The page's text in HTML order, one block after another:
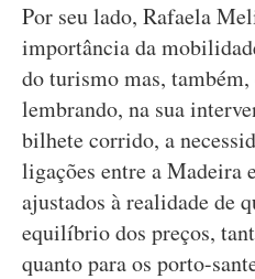
Por seu lado, Rafaela
importância da
do turismo mas, também,
lembrando, na sua
bilhete corrido, a
ligações entre a Madeira
ajustados à realidade de
equilíbrio dos preços,
quanto para os porto-